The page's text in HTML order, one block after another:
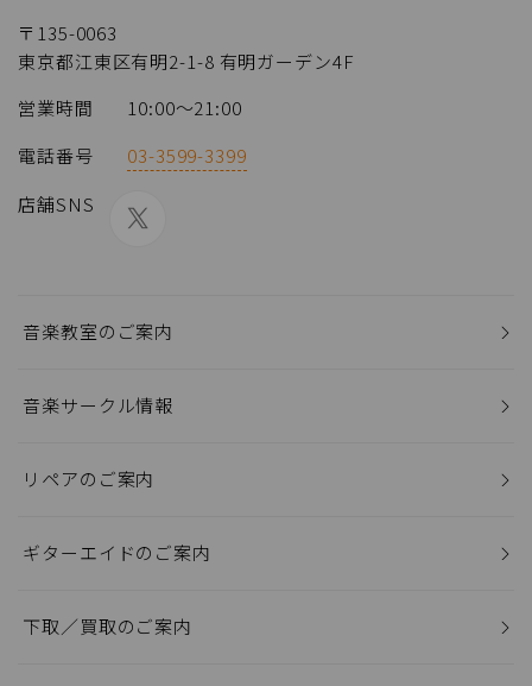
〒135-0063
東京都江東区有明2-1-8 有明ガーデン4F
営業時間
10:00～21:00
電話番号
03-3599-3399
店舗SNS
音楽教室のご案内
音楽サークル情報
リペアのご案内
ギターエイドのご案内
下取／買取のご案内